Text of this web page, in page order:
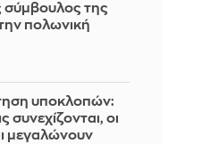
σύμβουλος της
πολωνική
υποκλοπών:
συνεχίζονται, οι
μεγαλώνουν